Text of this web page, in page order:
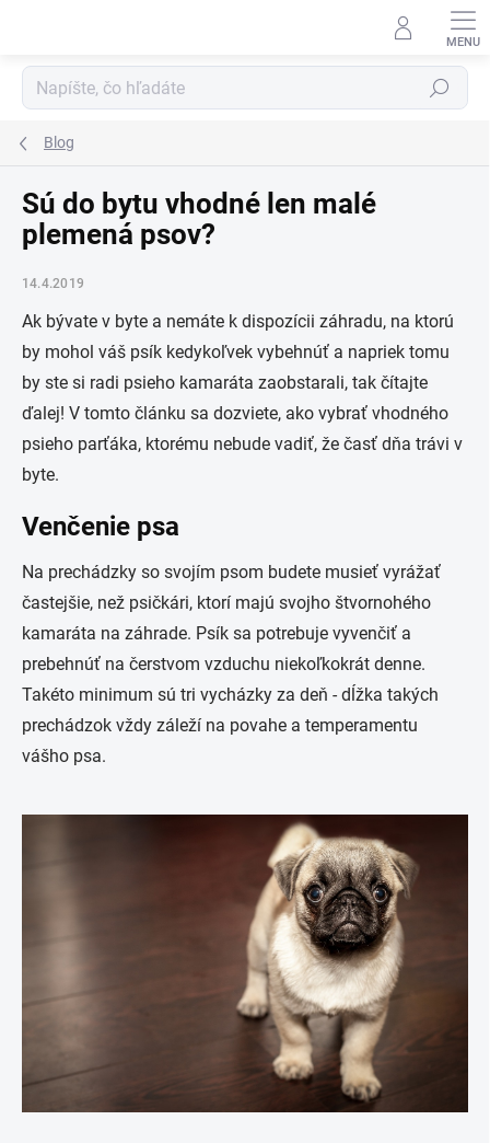
Hľadať
Blog
Sú do bytu vhodné len malé
plemená psov?
14.4.2019
Ak bývate v byte a nemáte k dispozícii záhradu, na ktorú
by mohol váš psík kedykoľvek vybehnúť a napriek tomu
by ste si radi psieho kamaráta zaobstarali, tak čítajte
ďalej! V tomto článku sa dozviete, ako vybrať vhodného
psieho parťáka, ktorému nebude vadiť, že časť dňa trávi v
byte.
Venčenie psa
Na prechádzky so svojím psom budete musieť vyrážať
častejšie, než psičkári, ktorí majú svojho štvornohého
kamaráta na záhrade. Psík sa potrebuje vyvenčiť a
prebehnúť na čerstvom vzduchu niekoľkokrát denne.
Takéto minimum sú tri vycházky za deň - dĺžka takých
prechádzok vždy záleží na povahe a temperamentu
vášho psa.